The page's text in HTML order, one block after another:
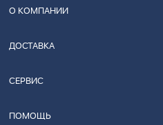
О КОМПАНИИ
ДОСТАВКА
СЕРВИС
ПОМОЩЬ